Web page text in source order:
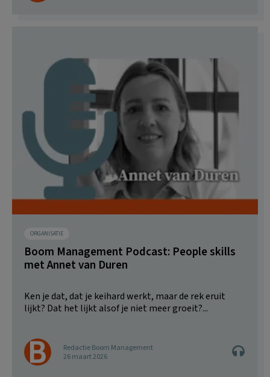
ORGANISATIE
Boom Management Podcast: People skills
met Annet van Duren
Ken je dat, dat je keihard werkt, maar de rek eruit
lijkt? Dat het lijkt alsof je niet meer groeit?...
Redactie Boom Management
26 maart 2026